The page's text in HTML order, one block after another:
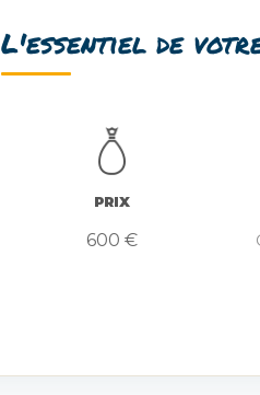
L'essentiel de
PRIX
600 €